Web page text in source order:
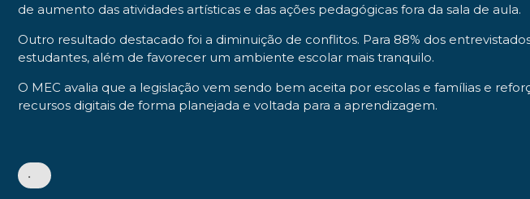
de aumento das atividades artísticas e das ações pedagógicas fora da sala de aula.
Outro resultado destacado foi a diminuição de conflitos. Para 88% dos
estudantes, além de favorecer um ambiente escolar mais tranquilo.
O MEC avalia que a legislação vem sendo bem aceita por escolas e famílias e
recursos digitais de forma planejada e voltada para a aprendizagem.
•